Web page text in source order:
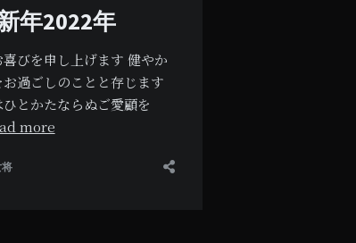
年2022年
びを申し上げます 健やか
お過ごしのことと存じます
ひとかたならぬご愛顧を
more